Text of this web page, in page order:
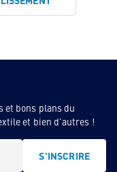
et bons plans du
et bien d'autres !
S'INSCRIRE